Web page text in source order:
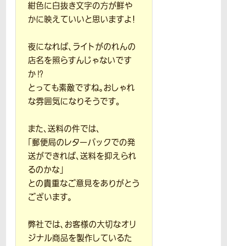
紺色に白抜き文字の方が鮮や
かに映えていいと思いますよ！
夜になれば、ライトがのれんの
店名を照らすんじゃないです
か⁉
とっても素敵ですね。おしゃれ
な雰囲気になりそうです。
また、送料の件では、
「郵便局のレターパックでの発
送ができれば、送料を抑えられ
るのかな」
との貴重なご意見をありがとう
ございます。
弊社では、お客様の大切なオリ
ジナル商品を製作しているた